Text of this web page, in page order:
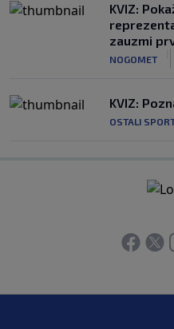
KVIZ:
zauzmi
NOGOMET
KVIZ:
OSTALI